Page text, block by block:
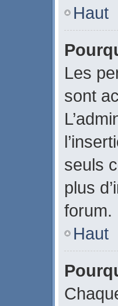
Haut
Les
sont
seuls
plus
forum.
Haut